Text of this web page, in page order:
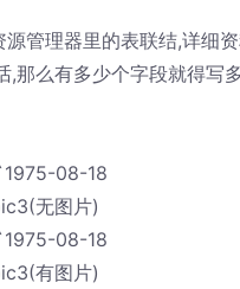
管理器里的表联结,详细
,那么有多少个字段就得写
08-18
无图片)
08-18
有图片)